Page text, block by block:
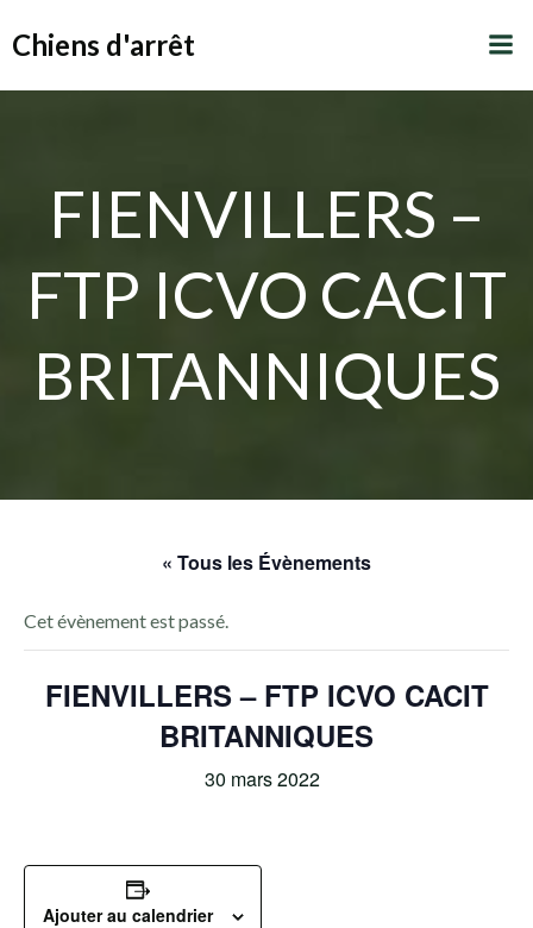
Chiens d'arrêt
FIENVILLERS –
FTP ICVO CACIT
BRITANNIQUES
« Tous les Évènements
Cet évènement est passé.
FIENVILLERS – FTP ICVO CACIT
BRITANNIQUES
30 mars 2022
Ajouter au calendrier